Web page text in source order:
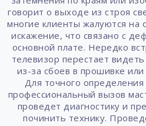
говорит о выходе из строя
многие клиенты жалуются на
искажение, что связано с
основной плате. Нередко
телевизор перестает
из-за сбоев в прошивке
Для точного
профессиональный вызов
проведет диагностику и
починить технику.